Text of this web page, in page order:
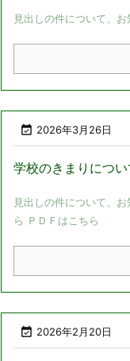
見出しの件について、
 2026年3月26日
学校のきまりについ
見出しの件について、
ら ＰＤＦはこちら
 2026年2月20日